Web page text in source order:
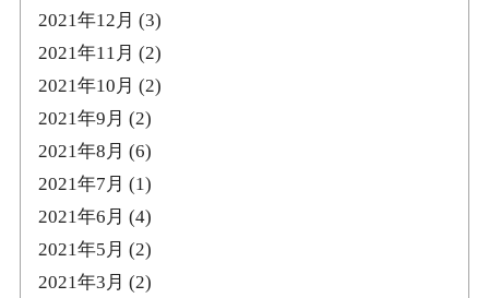
2021年12月 (3)
2021年11月 (2)
2021年10月 (2)
2021年9月 (2)
2021年8月 (6)
2021年7月 (1)
2021年6月 (4)
2021年5月 (2)
2021年3月 (2)